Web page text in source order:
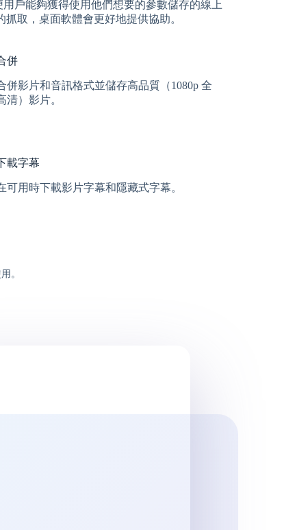
戶能夠獲得使用他們想要的參數儲存的線上
取，桌面軟體會更好地提供協助。
併
併影片和音訊格式並儲存高品質（1080p 全
清）影片。
載字幕
可用時下載影片字幕和隱藏式字幕。
。